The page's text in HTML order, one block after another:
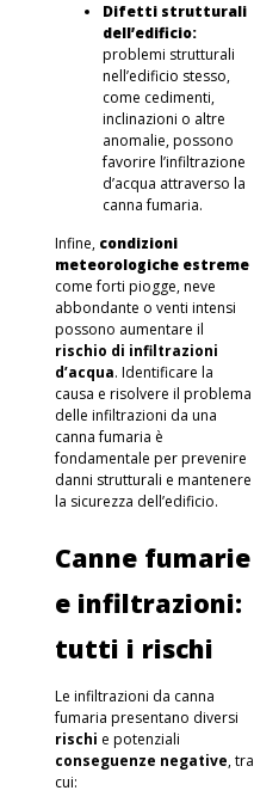
Difetti strutturali
dell’edificio:
problemi strutturali
nell’edificio stesso,
come cedimenti,
inclinazioni o altre
anomalie, possono
favorire l’infiltrazione
d’acqua attraverso la
canna fumaria.
Infine, condizioni
meteorologiche estreme
come forti piogge, neve
abbondante o venti intensi
possono aumentare il
rischio di infiltrazioni
d’acqua. Identificare la
causa e risolvere il problema
delle infiltrazioni da una
canna fumaria è
fondamentale per prevenire
danni strutturali e mantenere
la sicurezza dell’edificio.
Canne fumarie
e infiltrazioni:
tutti i rischi
Le infiltrazioni da canna
fumaria presentano diversi
rischi e potenziali
conseguenze negative, tra
cui: